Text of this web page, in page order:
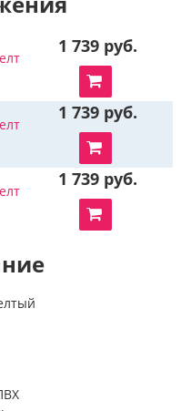
1 739 руб.
1 739 руб.
1 739 руб.